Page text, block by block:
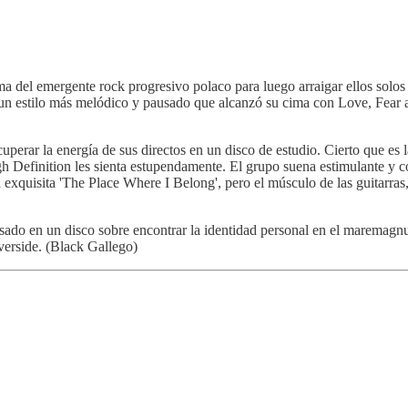
del emergente rock progresivo polaco para luego arraigar ellos
estilo más melódico y pausado que alcanzó su cima con Love,
la energía de sus directos en un disco de estudio. Cierto que
les sienta estupendamente. El grupo suena estimulante y
'The Place Where I Belong', pero el músculo de las
en un disco sobre encontrar la identidad personal en el
(Black Gallego)